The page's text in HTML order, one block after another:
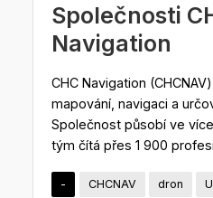
Společnosti
Navigation
CHC Navigation
mapování, navigaci a
Společnost působí ve
tým čítá přes 1 900
- CHCNAV dron